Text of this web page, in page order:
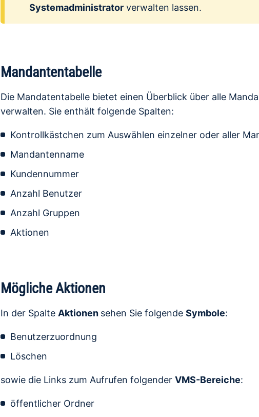
Systemadministrator verwalten lassen.
Mandantentabelle
Die Mandatentabelle bietet einen Überblick über alle
verwalten. Sie enthält folgende Spalten:
Kontrollkästchen zum Auswählen einzelner oder aller
Mandantenname
Kundennummer
Anzahl Benutzer
Anzahl Gruppen
Aktionen
Mögliche Aktionen
In der Spalte Aktionen sehen Sie folgende Symbole:
Benutzerzuordnung
Löschen
sowie die Links zum Aufrufen folgender VMS-Bereiche:
öffentlicher Ordner